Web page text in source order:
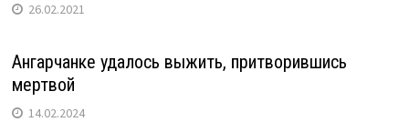
26.02.2021
Ангарчанке удалось выжить, притворившись
мертвой
14.02.2024